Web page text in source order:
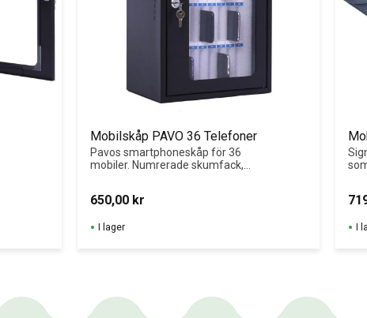
Mobilskåp PAVO 36 Telefoner
Pavos smartphoneskåp för 36
mobiler. Numrerade skumfack,
för mobilfri undervisning.
650,00 kr
I lager
st
I